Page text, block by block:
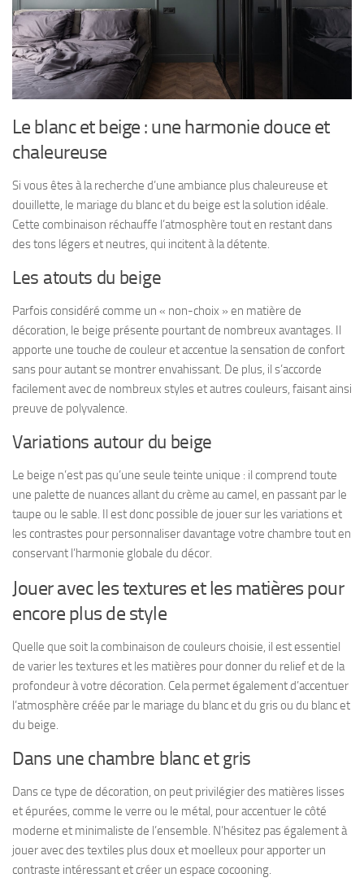
Le blanc et beige : une harmonie douce et
chaleureuse
Si vous êtes à la recherche d’une ambiance plus chaleureuse et
douillette, le mariage du blanc et du beige est la solution idéale.
Cette combinaison réchauffe l’atmosphère tout en restant dans
des tons légers et neutres, qui incitent à la détente.
Les atouts du beige
Parfois considéré comme un « non-choix » en matière de
décoration, le beige présente pourtant de nombreux avantages. Il
apporte une touche de couleur et accentue la sensation de confort
sans pour autant se montrer envahissant. De plus, il s’accorde
facilement avec de nombreux styles et autres couleurs, faisant ainsi
preuve de polyvalence.
Variations autour du beige
Le beige n’est pas qu’une seule teinte unique : il comprend toute
une palette de nuances allant du crème au camel, en passant par le
taupe ou le sable. Il est donc possible de jouer sur les variations et
les contrastes pour personnaliser davantage votre chambre tout en
conservant l’harmonie globale du décor.
Jouer avec les textures et les matières pour
encore plus de style
Quelle que soit la combinaison de couleurs choisie, il est essentiel
de varier les textures et les matières pour donner du relief et de la
profondeur à votre décoration. Cela permet également d’accentuer
l’atmosphère créée par le mariage du blanc et du gris ou du blanc et
du beige.
Dans une chambre blanc et gris
Dans ce type de décoration, on peut privilégier des matières lisses
et épurées, comme le verre ou le métal, pour accentuer le côté
moderne et minimaliste de l’ensemble. N’hésitez pas également à
jouer avec des textiles plus doux et moelleux pour apporter un
contraste intéressant et créer un espace cocooning.